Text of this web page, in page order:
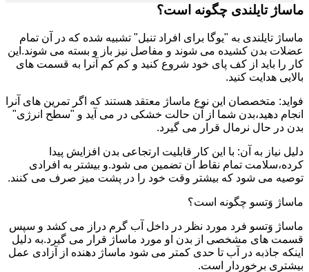
ماساژ تایلندی چگونه است؟
ماساژ تایلندی به "یوگا برای افراد تنبل" تشبیه شده که در آن تمام
عضلات بدن کشیده می شوند و مفاصل نیز باز و بسته می شوند.این
کار را باید از کف پای خود شروع کنید و کم کم آنرا به قسمت های
بالایی هدایت کنید.
فواید: متخصصان این نوع ماساژ معتقد هستند که اگر تمرین های آنرا
انجام دهید،بدن شما از آن حالت خشکی در می آید و "سطح انرژی"
بدن در حال نرمال قرار می گیرد.
دلیل نیاز به آن: با این کار قابلیت ارتجاعی بدن افزایش پیدا
کرده،سلامت تمام نقاط آن تضمین می شود.و بیشتر به افرادی
توصیه می شود که بیشتر وقت خود را در پشت میز صرف می کنند.
ماساژ وَتسو چگونه است؟
ماساژ وَتسو فرد مورد نظر در داخل آب گرم دراز می کشد و سپس
قسمت های مشخصی از بدن او مورد ماساژ قرار می گیرد.به دلیل
اینکه جاذبه در آب تا حدی کمتر می شود ماساژ دهنده از آزادی عمل
بیشتری برخوردار است.